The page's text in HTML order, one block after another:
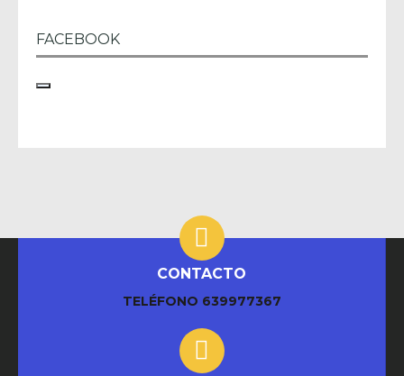
FACEBOOK
CONTACTO
TELÉFONO 639977367